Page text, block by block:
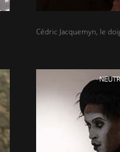
Cédric Jacquemyn, le